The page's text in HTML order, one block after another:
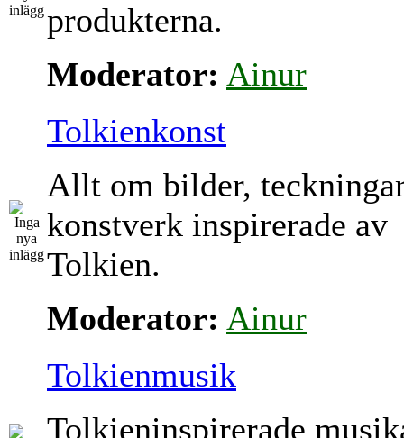
produkterna.
Moderator: Ainur
Tolkienkonst
Allt om bilder,
konstverk inspirerade av
Tolkien.
Moderator: Ainur
Tolkienmusik
Tolkieninspirerade